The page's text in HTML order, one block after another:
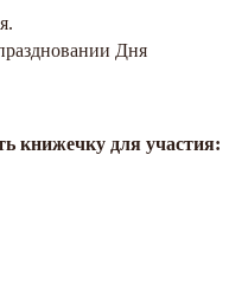
Дня
книжечку для участия: